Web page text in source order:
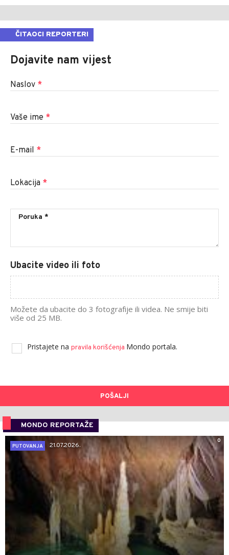
ČITAOCI REPORTERI
Dojavite nam vijest
Naslov *
Vaše ime *
E-mail *
Lokacija *
Ubacite video ili foto
Možete da ubacite do 3 fotografije ili videa. Ne smije biti
više od 25 MB.
Pristajete na pravila korišćenja Mondo portala.
POŠALJI
MONDO REPORTAŽE
0
PUTOVANJA
21.07.2026.